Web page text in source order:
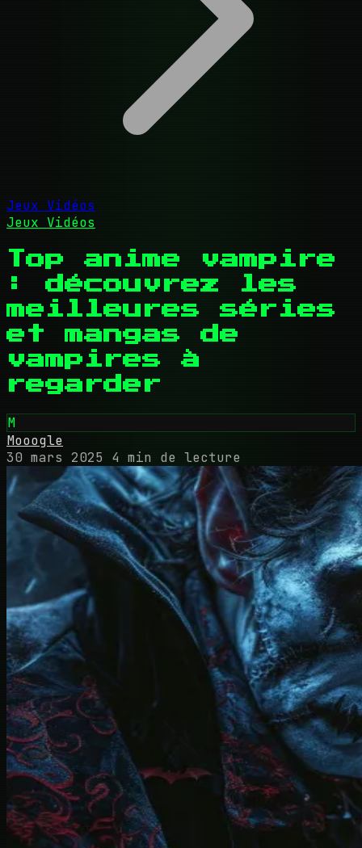
Jeux Vidéos
Jeux Vidéos
Top anime vampire
: découvrez les
meilleures séries
et mangas de
vampires à
regarder
M
Mooogle
30 mars 2025
4 min de lecture